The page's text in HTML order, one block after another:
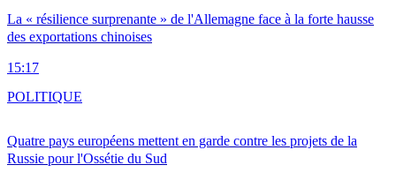
La « résilience surprenante » de l'Allemagne face à la forte hausse
des exportations chinoises
15:17
Quatre pays européens mettent en garde contre les projets de la
Russie pour l'Ossétie du Sud
POLITIQUE